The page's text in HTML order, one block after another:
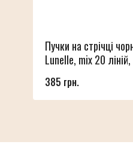
Пучки на стрічці
Lunelle, mix 20
385 грн.